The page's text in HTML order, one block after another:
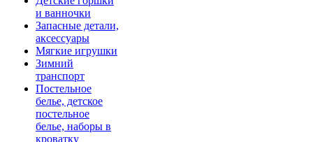
и ванночки
Запасные детали,
аксессуары
Мягкие игрушки
Зимний
транспорт
Постельное
белье, детское
постельное
белье, наборы в
кроватку